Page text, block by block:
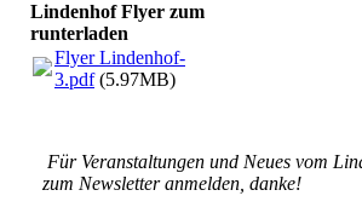
Lindenhof Flyer zum
runterladen
Flyer Lindenhof-
3.pdf(5.97MB)
Für Veranstaltungen und Neues vom
zum Newsletter anmelden, danke!